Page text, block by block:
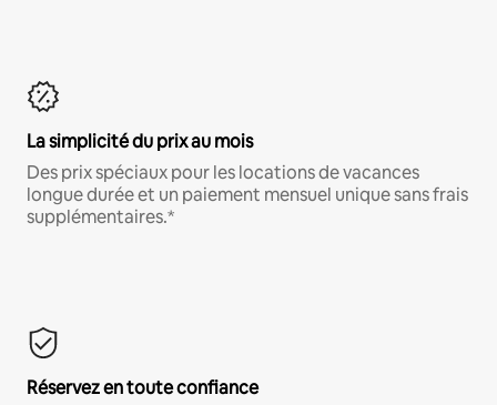
La simplicité du prix au mois
Des prix spéciaux pour les locations de vacances
longue durée et un paiement mensuel unique sans frais
supplémentaires.*
Réservez en toute confiance